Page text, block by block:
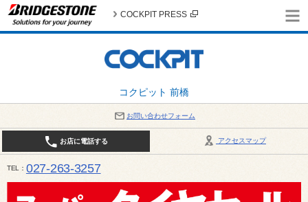
コクピット 前橋
COCKPIT PRESS
お問い合わせフォーム
アクセスマップ
お店に電話する
TEL 027-263-3257
10:00～19:00 / 定休日：8月の店休日 4日(火)、5日(水)、12日(水)〜16日(日)、18日(火)、19日(水)